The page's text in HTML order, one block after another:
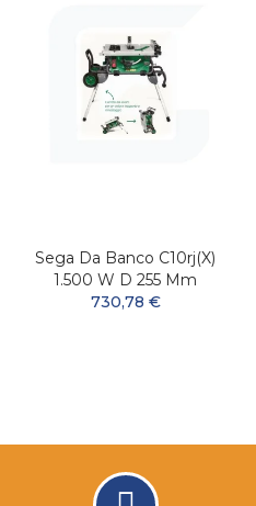
Sega Da Banco C10rj(x)
1.500 W D 255 Mm
730,78 €